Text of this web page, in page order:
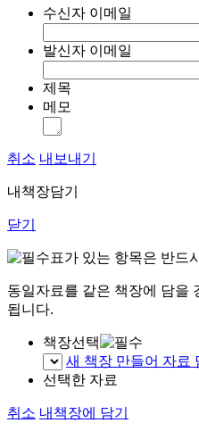
수신자 이메일
발신자 이메일
제목
메모
취소 내보내기
내책장담기
닫기
표가 있는 항목은 반드
동일자료를 같은 책장에 담을
됩니다.
책장선택
새 책장 만들어 자료
선택한 자료
취소 내책장에 담기